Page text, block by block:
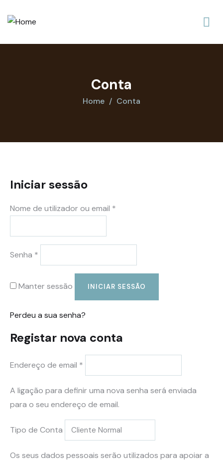
Conta
Home Conta
Iniciar sessão
Nome de utilizador ou email *
Senha *
Manter sessão INICIAR SESSÃO
Perdeu a sua senha?
Registar nova conta
Endereço de email *
A ligação para definir uma nova senha será enviada
para o seu endereço de email.
Tipo de Conta
Os seus dados pessoais serão utilizados para apoiar a